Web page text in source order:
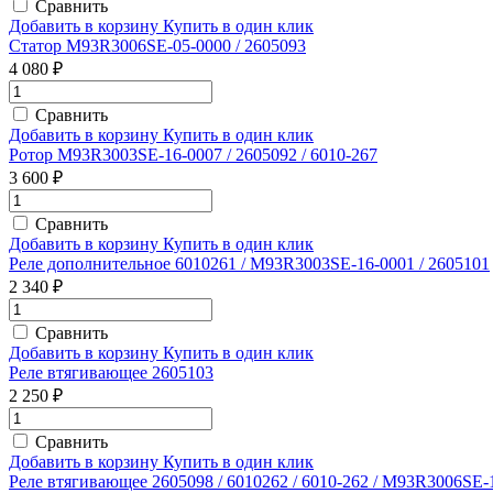
Сравнить
Добавить в корзину Купить в один клик
Статор M93R3006SE-05-0000 / 2605093
4 080 ₽
Сравнить
Добавить в корзину Купить в один клик
Ротор M93R3003SE-16-0007 / 2605092 / 6010-267
3 600 ₽
Сравнить
Добавить в корзину Купить в один клик
Реле дополнительное 6010261 / M93R3003SE-16-0001 / 2605101
2 340 ₽
Сравнить
Добавить в корзину Купить в один клик
Реле втягивающее 2605103
2 250 ₽
Сравнить
Добавить в корзину Купить в один клик
Реле втягивающее 2605098 / 6010262 / 6010-262 / M93R3006SE-